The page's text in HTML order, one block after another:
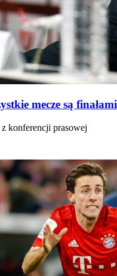
mecze są finałami
konferencji prasowej